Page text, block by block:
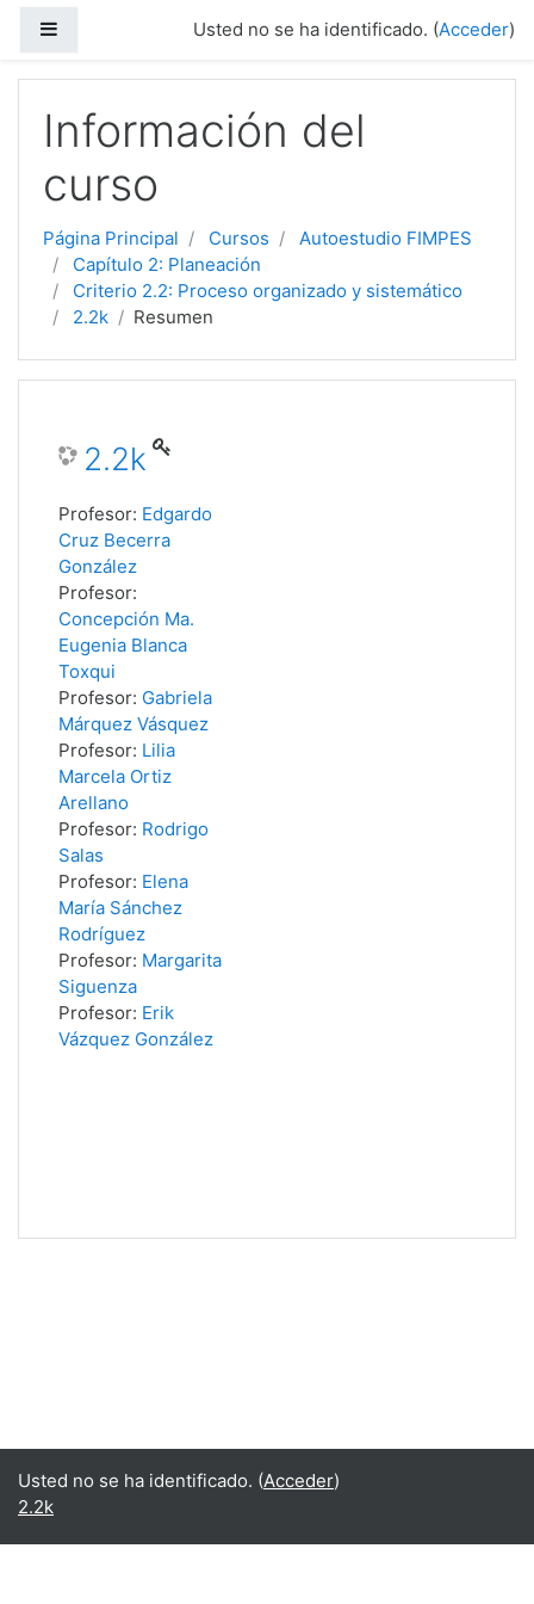
Usted no se ha identificado. (Acceder)
Información del
curso
Página Principal Cursos
Autoestudio FIMPES
Capítulo 2: Planeación
Criterio 2.2: Proceso organizado y sistemático
2.2k
Resumen
2.2k
Profesor: Edgardo
Cruz Becerra
González
Profesor:
Concepción Ma.
Eugenia Blanca
Toxqui
Profesor: Gabriela
Márquez Vásquez
Profesor: Lilia
Marcela Ortiz
Arellano
Profesor: Rodrigo
Salas
Profesor: Elena
María Sánchez
Rodríguez
Profesor: Margarita
Siguenza
Profesor: Erik
Vázquez González
Usted no se ha identificado. (Acceder)
2.2k
Español - Internacional ‎(es)‎